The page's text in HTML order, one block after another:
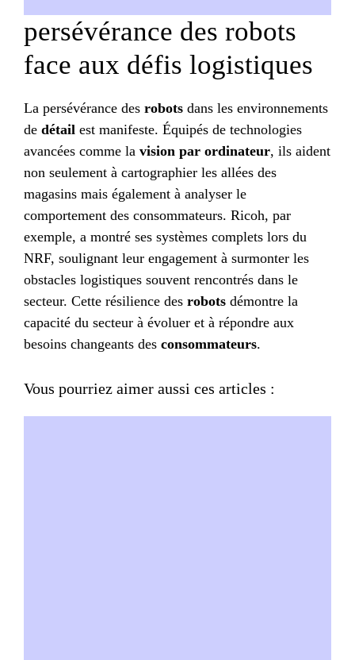
persévérance des robots
face aux défis logistiques
La persévérance des robots dans les environnements
de détail est manifeste. Équipés de technologies
avancées comme la vision par ordinateur, ils aident
non seulement à cartographier les allées des
magasins mais également à analyser le
comportement des consommateurs. Ricoh, par
exemple, a montré ses systèmes complets lors du
NRF, soulignant leur engagement à surmonter les
obstacles logistiques souvent rencontrés dans le
secteur. Cette résilience des robots démontre la
capacité du secteur à évoluer et à répondre aux
besoins changeants des consommateurs.
Vous pourriez aimer aussi ces articles :